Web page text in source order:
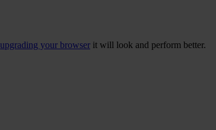
upgrading your browser it will look and perform better.